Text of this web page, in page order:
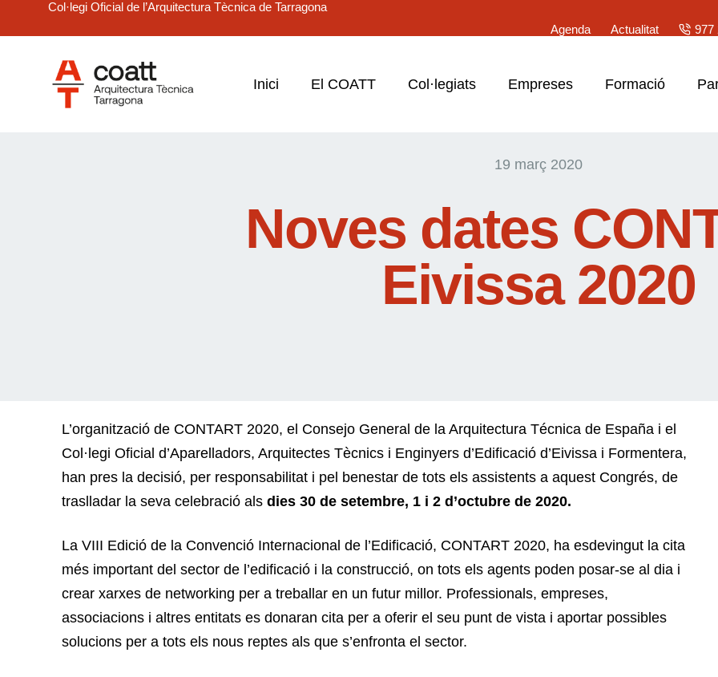
Col·legi Oficial de l’Arquitectura Tècnica de Tarragona
Agenda
Actualitat 977
Inici El COATT Col·legiats Empreses Formació
19 març 2020
Noves dates
Eivissa 2020
L’organització de CONTART 2020, el Consejo General de la Arquitectura Técnica de España i el
Col·legi Oficial d’Aparelladors, Arquitectes Tècnics i Enginyers d’Edificació d’Eivissa i Formentera,
han pres la decisió, per responsabilitat i pel benestar de tots els assistents a aquest Congrés, de
traslladar la seva celebració als dies 30 de setembre, 1 i 2 d’octubre de 2020.
La VIII Edició de la Convenció Internacional de l’Edificació, CONTART 2020, ha esdevingut la cita
més important del sector de l’edificació i la construcció, on tots els agents poden posar-se al dia i
crear xarxes de networking per a treballar en un futur millor. Professionals, empreses,
associacions i altres entitats es donaran cita per a oferir el seu punt de vista i aportar possibles
solucions per a tots els nous reptes als que s’enfronta el sector.